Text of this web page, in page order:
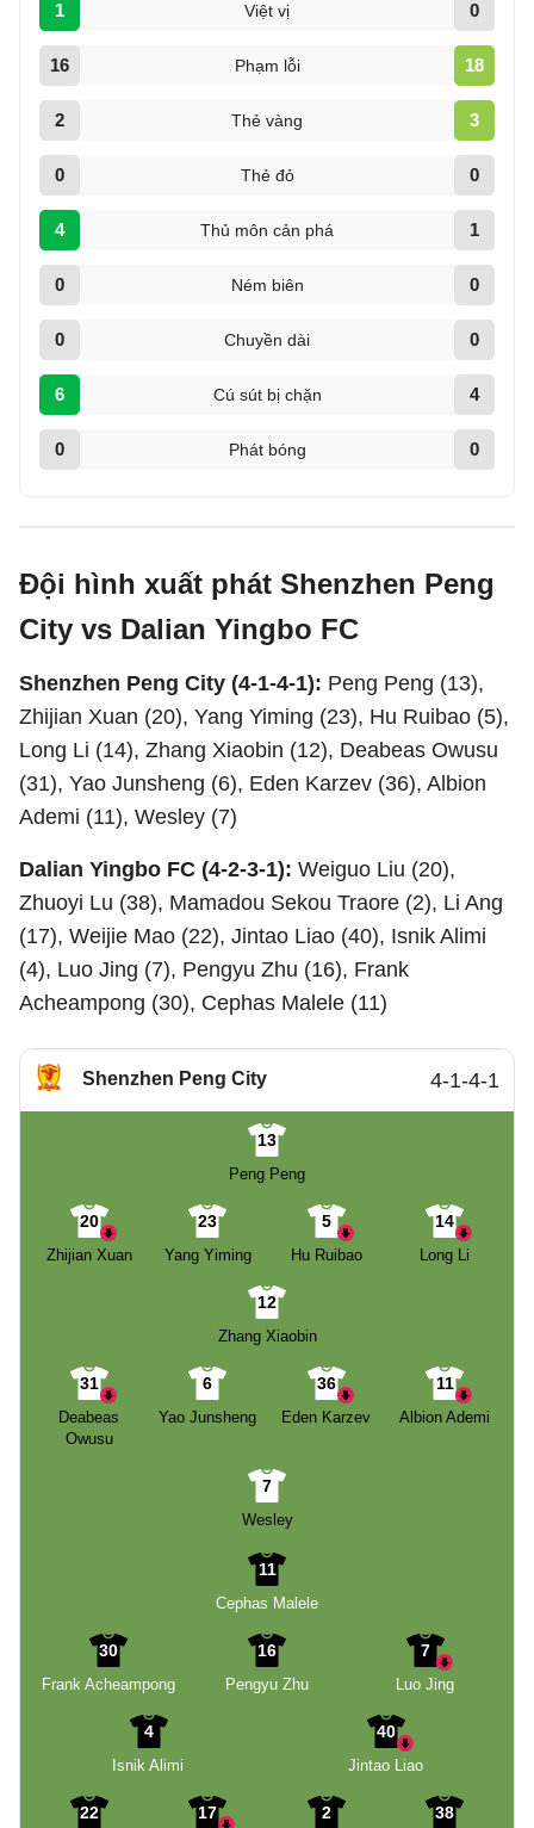
1 Việt vị 0
16 Phạm lỗi 18
2 Thẻ vàng 3
0 Thẻ đỏ 0
4 Thủ môn cản phá 1
0 Ném biên 0
0 Chuyền dài 0
6 Cú sút bị chặn 4
0 Phát bóng 0
Đội hình xuất phát Shenzhen Peng
City vs Dalian Yingbo FC
Shenzhen Peng City (4-1-4-1): Peng Peng (13),
Zhijian Xuan (20), Yang Yiming (23), Hu Ruibao (5),
Long Li (14), Zhang Xiaobin (12), Deabeas Owusu
(31), Yao Junsheng (6), Eden Karzev (36), Albion
Ademi (11), Wesley (7)
Dalian Yingbo FC (4-2-3-1): Weiguo Liu (20),
Zhuoyi Lu (38), Mamadou Sekou Traore (2), Li Ang
(17), Weijie Mao (22), Jintao Liao (40), Isnik Alimi
(4), Luo Jing (7), Pengyu Zhu (16), Frank
Acheampong (30), Cephas Malele (11)
Shenzhen Peng City 4-1-4-1
13
Peng Peng
20
Zhijian Xuan
23
Yang Yiming
5
Hu Ruibao
14
Long Li
12
Zhang Xiaobin
31
Deabeas
Owusu
6
Yao Junsheng
36
Eden Karzev
11
Albion Ademi
7
Wesley
11
Cephas Malele
30
Frank Acheampong
16
Pengyu Zhu
7
Luo Jing
4
Isnik Alimi
40
Jintao Liao
22 17 2 38